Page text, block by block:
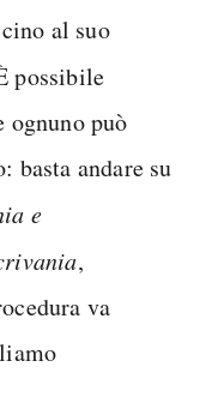
al suo
possibile
ognuno può
basta andare su
e
,
va